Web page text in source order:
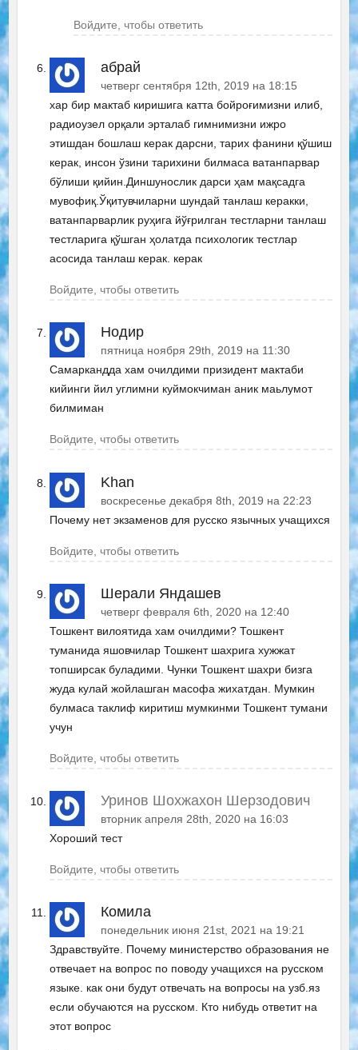
Войдите, чтобы ответить
абрай
четверг сентября 12th, 2019 на 18:15
хар бир мактаб киришига катта бойроғимизни илиб,
радиоузел орқали эрталаб гимнимизни ижро
этишдан бошлаш керак дарсни, тарих фанини қўшиш
керак, инсон ўзини тарихини билмаса ватанпарвар
бўлиши қийин.Диншунослик дарси ҳам мақсадга
мувофиқ.Ўқитувчиларни шундай танлаш керакки,
ватанпарварлик руҳига йўғрилган тестларни танлаш
тестларига қўшган ҳолатда психологик тестлар
асосида танлаш керак. керак
Войдите, чтобы ответить
Нодир
пятница ноября 29th, 2019 на 11:30
Самаркандда хам очилдими призидент мактаби
кийинги йил углимни куймокчиман аник маьлумот
билмиман
Войдите, чтобы ответить
Khan
воскресенье декабря 8th, 2019 на 22:23
Почему нет экзаменов для русско язычных учащихся
Войдите, чтобы ответить
Шерали Яндашев
четверг февраля 6th, 2020 на 12:40
Тошкент вилоятида хам очилдими? Тошкент
туманида яшовчилар Тошкент шахрига хужжат
топширсак буладими. Чунки Тошкент шахри бизга
жуда кулай жойлашган масофа жихатдан. Мумкин
булмаса таклиф киритиш мумкинми Тошкент тумани
учун
Войдите, чтобы ответить
Уринов Шохжахон Шерзодович
вторник апреля 28th, 2020 на 16:03
Хороший тест
Войдите, чтобы ответить
Комила
понедельник июня 21st, 2021 на 19:21
Здравствуйте. Почему министерство образования не
отвечает на вопрос по поводу учащихся на русском
языке. как они будут отвечать на вопросы на узб.яз
если обучаются на русском. Кто нибудь ответит на
этот вопрос